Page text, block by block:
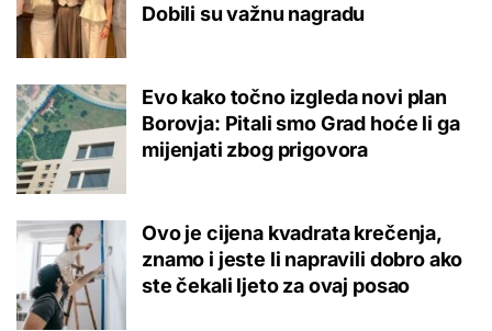
Dobili su važnu nagradu
Evo kako točno izgleda novi plan
Borovja: Pitali smo Grad hoće li ga
mijenjati zbog prigovora
Ovo je cijena kvadrata krečenja,
znamo i jeste li napravili dobro ako
ste čekali ljeto za ovaj posao